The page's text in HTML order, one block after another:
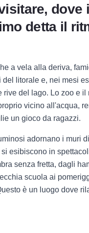
dove
detta il
a vela alla deriva,
del litorale e, nei mesi
rive del lago. Lo zoo e il
vicino all'acqua,
un gioco da ragazzi.
adornano i muri
esibiscono in
senza fretta, dagli
scuola ai
è un luogo dove